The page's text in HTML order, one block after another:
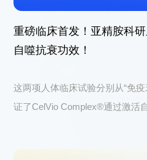
021-5446 8788
上海市徐汇区中山西路
座11楼
©2023 诚一大健康科技集团有限公
08114433号-4
Powered by zhulu
重磅临床首发！亚精胺科
自噬抗衰功效！
这两项人体临床试验分别从“免疫
证了CelVio Complex®通过激活